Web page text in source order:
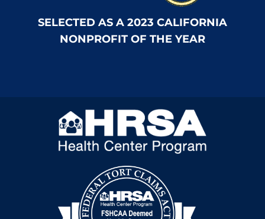
SELECTED AS A 2023 CALIFORNIA
NONPROFIT OF THE YEAR